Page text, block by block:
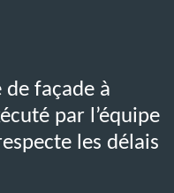
façade à
par l’équipe
les délais